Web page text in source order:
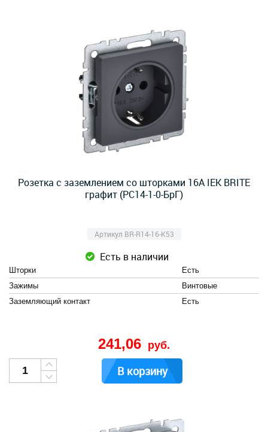
Розетка с заземлением со шторками 16А IEK BRITE
графит (РС14-1-0-БрГ)
Артикул BR-R14-16-K53
Есть в наличии
Шторки
Есть
Зажимы
Винтовые
Заземляющий контакт
Есть
241,06 руб.
В корзину